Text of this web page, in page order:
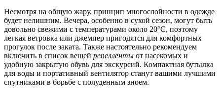
Несмотря на общую жару, принцип многослойности в одежде
будет нелишним. Вечера, особенно в сухой сезон, могут быть
довольно свежими с температурами около 20°C, поэтому
легкая ветровка или джемпер пригодятся для комфортных
прогулок после заката. Также настоятельно рекомендуем
включить в список вещей репелленты от насекомых и
удобную закрытую обувь для экскурсий. Компактная бутылка
для воды и портативный вентилятор станут вашими лучшими
спутниками в борьбе с полуденным зноем.